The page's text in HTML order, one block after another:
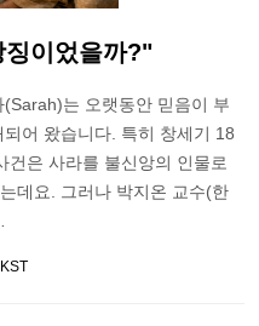
이었을까?"
는 오랫동안 믿음이 부
어 왔습니다. 특히 창세기 18
건은 사라를 불신앙의 인물로
데요. 그러나 박지온 교수(한